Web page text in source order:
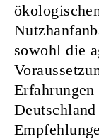
sowohl die